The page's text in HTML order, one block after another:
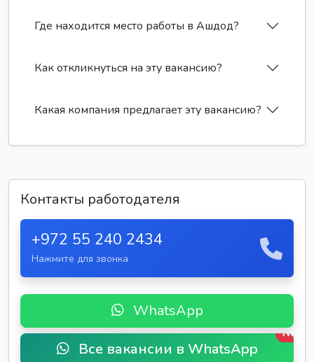
Где находится место работы в Ашдод?
Как откликнуться на эту вакансию?
Какая компания предлагает эту вакансию?
Контакты работодателя
+972 55 240 2434
Нажмите для звонка
WhatsApp
Все вакансии в WhatsApp
New